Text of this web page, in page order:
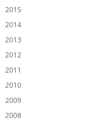
2015
2014
2013
2012
2011
2010
2009
2008